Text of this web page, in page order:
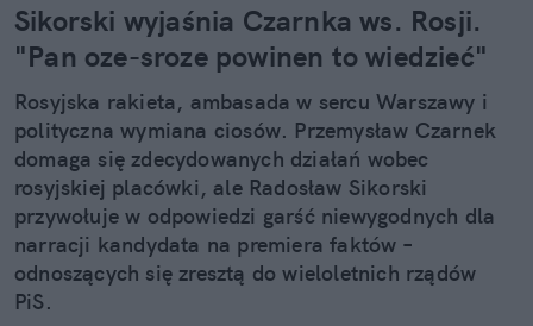
Sikorski wyjaśnia Czarnka ws. Rosji.
"Pan oze-sroze powinen to wiedzieć"
Rosyjska rakieta, ambasada w sercu Warszawy i
polityczna wymiana ciosów. Przemysław Czarnek
domaga się zdecydowanych działań wobec
rosyjskiej placówki, ale Radosław Sikorski
przywołuje w odpowiedzi garść niewygodnych dla
narracji kandydata na premiera faktów –
odnoszących się zresztą do wieloletnich rządów
PiS.